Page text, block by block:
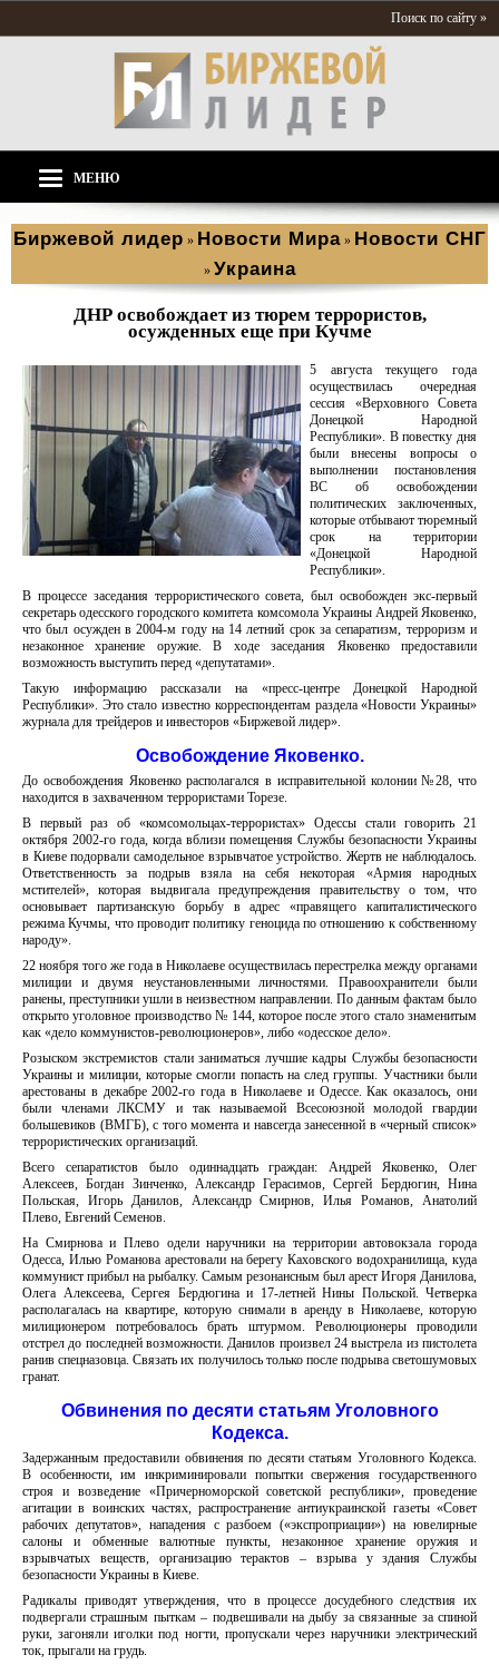
Поиск по сайту »
МЕНЮ
Биржевой лидер » Новости Мира » Новости СНГ
» Украина
ДНР освобождает из тюрем террористов,
осужденных еще при Кучме
5 августа текущего года
осуществилась очередная
сессия «Верховного Совета
Донецкой Народной
Республики». В повестку дня
были внесены вопросы о
выполнении постановления
ВС об освобождении
политических заключенных,
которые отбывают тюремный
срок на территории
«Донецкой Народной
Республики».
В процессе заседания террористического совета, был освобожден экс-первый
секретарь одесского городского комитета комсомола Украины Андрей Яковенко,
что был осужден в 2004-м году на 14 летний срок за сепаратизм, терроризм и
незаконное хранение оружие. В ходе заседания Яковенко предоставили
возможность выступить перед «депутатами».
Такую информацию рассказали на «пресс-центре Донецкой Народной
Республики». Это стало известно корреспондентам раздела «Новости Украины»
журнала для трейдеров и инвесторов «Биржевой лидер».
Освобождение Яковенко.
До освобождения Яковенко располагался в исправительной колонии №28, что
находится в захваченном террористами Торезе.
В первый раз об «комсомольцах-террористах» Одессы стали говорить 21
октября 2002-го года, когда вблизи помещения Службы безопасности Украины
в Киеве подорвали самодельное взрывчатое устройство. Жертв не наблюдалось.
Ответственность за подрыв взяла на себя некоторая «Армия народных
мстителей», которая выдвигала предупреждения правительству о том, что
основывает партизанскую борьбу в адрес «правящего капиталистического
режима Кучмы, что проводит политику геноцида по отношению к собственному
народу».
22 ноября того же года в Николаеве осуществилась перестрелка между органами
милиции и двумя неустановленными личностями. Правоохранители были
ранены, преступники ушли в неизвестном направлении. По данным фактам было
открыто уголовное производство № 144, которое после этого стало знаменитым
как «дело коммунистов-революционеров», либо «одесское дело».
Розыском экстремистов стали заниматься лучшие кадры Службы безопасности
Украины и милиции, которые смогли попасть на след группы. Участники были
арестованы в декабре 2002-го года в Николаеве и Одессе. Как оказалось, они
были членами ЛКСМУ и так называемой Всесоюзной молодой гвардии
большевиков (ВМГБ), с того момента и навсегда занесенной в «черный список»
террористических организаций.
Всего сепаратистов было одиннадцать граждан: Андрей Яковенко, Олег
Алексеев, Богдан Зинченко, Александр Герасимов, Сергей Бердюгин, Нина
Польская, Игорь Данилов, Александр Смирнов, Илья Романов, Анатолий
Плево, Евгений Семенов.
На Смирнова и Плево одели наручники на территории автовокзала города
Одесса, Илью Романова арестовали на берегу Каховского водохранилища, куда
коммунист прибыл на рыбалку. Самым резонансным был арест Игоря Данилова,
Олега Алексеева, Сергея Бердюгина и 17-летней Нины Польской. Четверка
располагалась на квартире, которую снимали в аренду в Николаеве, которую
милиционером потребовалось брать штурмом. Революционеры проводили
отстрел до последней возможности. Данилов произвел 24 выстрела из пистолета
ранив спецназовца. Связать их получилось только после подрыва светошумовых
гранат.
Обвинения по десяти статьям Уголовного
Кодекса.
Задержанным предоставили обвинения по десяти статьям Уголовного Кодекса.
В особенности, им инкриминировали попытки свержения государственного
строя и возведение «Причерноморской советской республики», проведение
агитации в воинских частях, распространение антиукраинской газеты «Совет
рабочих депутатов», нападения с разбоем («экспроприации») на ювелирные
салоны и обменные валютные пункты, незаконное хранение оружия и
взрывчатых веществ, организацию терактов – взрыва у здания Службы
безопасности Украины в Киеве.
Радикалы приводят утверждения, что в процессе досудебного следствия их
подвергали страшным пыткам – подвешивали на дыбу за связанные за спиной
руки, загоняли иголки под ногти, пропускали через наручники электрический
ток, прыгали на грудь.